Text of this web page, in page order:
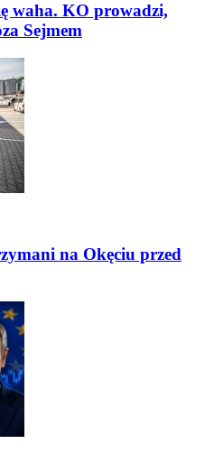
waha. KO prowadzi,
Sejmem
na Okęciu przed